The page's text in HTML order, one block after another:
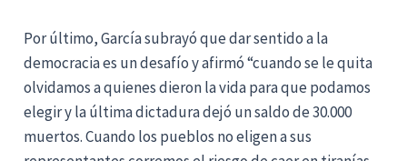
Por último, García subrayó que dar sentido a la
democracia es un desafío y afirmó “cuando se le quita
olvidamos a quienes dieron la vida para que podamos
elegir y la última dictadura dejó un saldo de 30.000
muertos. Cuando los pueblos no eligen a sus